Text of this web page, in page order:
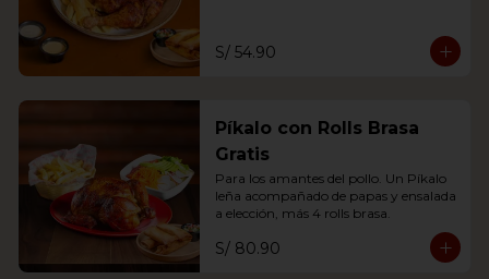
S/ 54.90
Píkalo con Rolls Brasa
Gratis
Para los amantes del pollo. Un Píkalo
leña acompañado de papas y ensalada
a elección, más 4 rolls brasa.
S/ 80.90